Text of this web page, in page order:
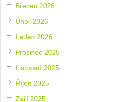
Březen 2026
Únor 2026
Leden 2026
Prosinec 2025
Listopad 2025
Říjen 2025
Září 2025